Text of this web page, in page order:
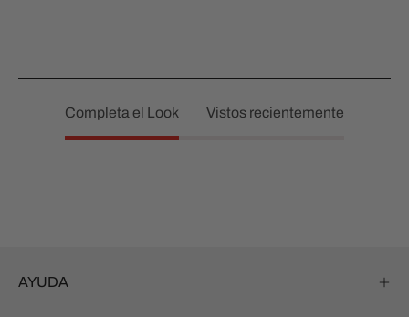
Completa el Look Vistos recientemente
AYUDA